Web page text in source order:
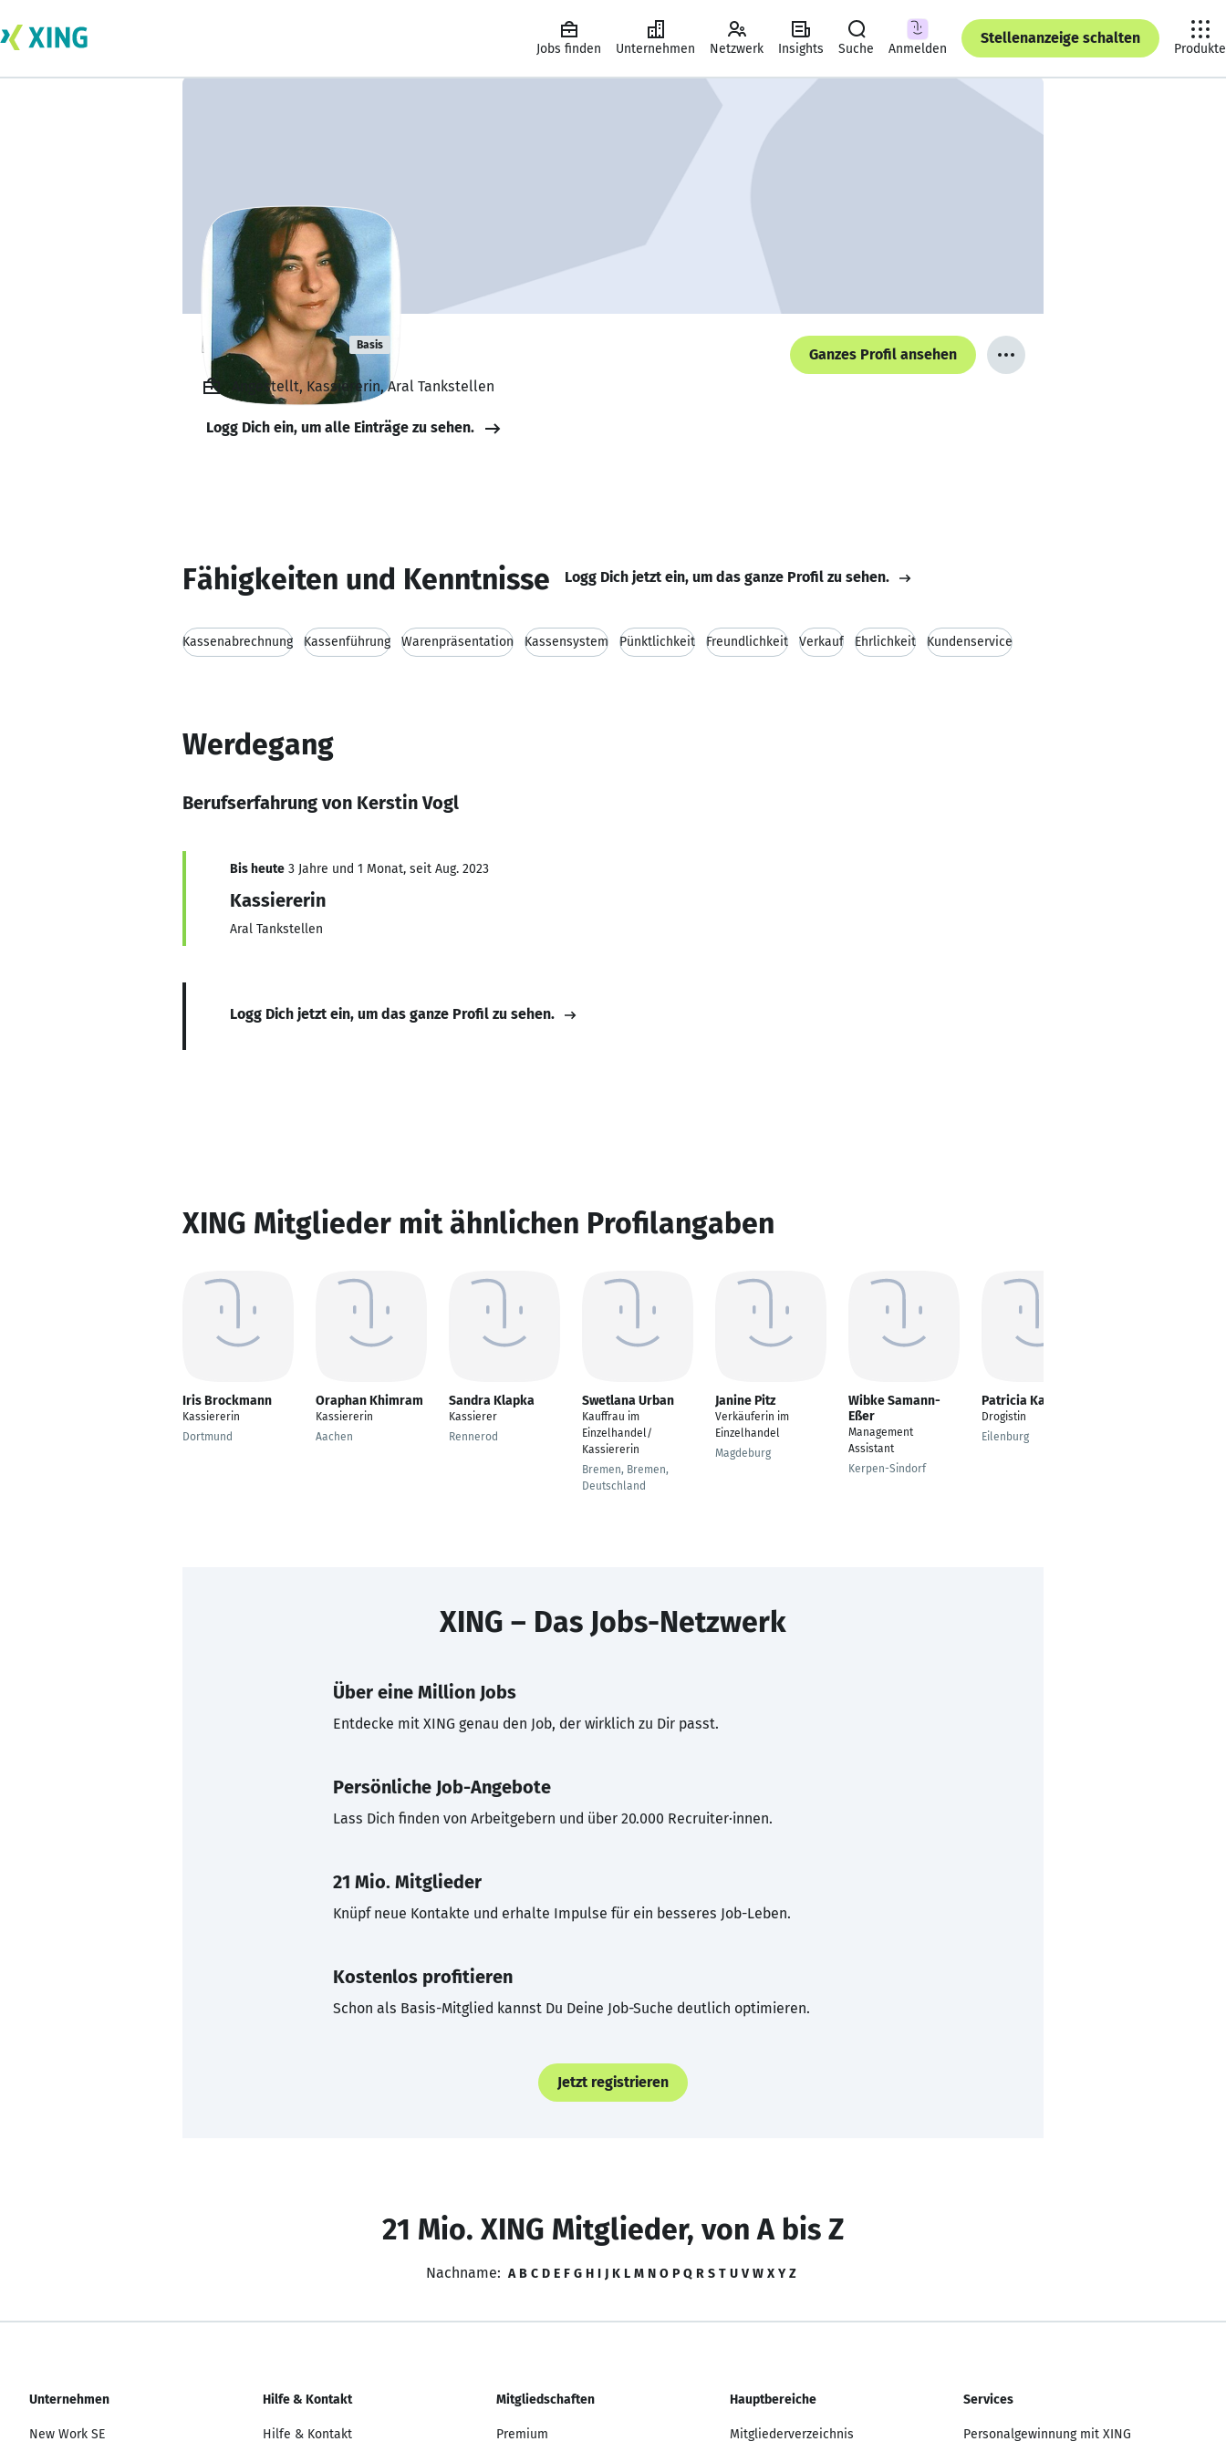
Jobs finden Unternehmen Netzwerk Insights Suche Anmelden
Stellenanzeige schalten
Produkte
Kerstin Vogl Basis
Ganzes Profil ansehen
Angestellt, Kassiererin, Aral Tankstellen
Logg Dich ein, um alle Einträge zu sehen.
Fähigkeiten und Kenntnisse Logg Dich jetzt ein, um das ganze Profil zu sehen.
Kassenabrechnung Kassenführung Warenpräsentation Kassensystem Pünktlichkeit Freundlichkeit Verkauf Ehrlichkeit Kundenservice
Werdegang
Berufserfahrung von Kerstin Vogl
Bis heute 3 Jahre und 1 Monat, seit Aug. 2023
Kassiererin
Aral Tankstellen
Logg Dich jetzt ein, um das ganze Profil zu sehen.
XING Mitglieder mit ähnlichen Profilangaben
Iris Brockmann
Kassiererin
Dortmund
Oraphan Khimram
Kassiererin
Aachen
Sandra Klapka
Kassierer
Rennerod
Swetlana Urban
Kauffrau im
Einzelhandel/
Kassiererin
Bremen, Bremen,
Deutschland
Janine Pitz
Verkäuferin im
Einzelhandel
Magdeburg
Wibke Samann-
Eßer
Management
Assistant
Kerpen-Sindorf
Patricia Kaplan
Drogistin
Eilenburg
XING – Das Jobs-Netzwerk
Über eine Million Jobs
Entdecke mit XING genau den Job, der wirklich zu Dir passt.
Persönliche Job-Angebote
Lass Dich finden von Arbeitgebern und über 20.000 Recruiter·innen.
21 Mio. Mitglieder
Knüpf neue Kontakte und erhalte Impulse für ein besseres Job-Leben.
Kostenlos profitieren
Schon als Basis-Mitglied kannst Du Deine Job-Suche deutlich optimieren.
Jetzt registrieren
21 Mio. XING Mitglieder, von A bis Z
Nachname: A B C D E F G H I J K L M N O P Q R S T U V W X Y Z
Unternehmen
New Work SE
Hilfe & Kontakt
Hilfe & Kontakt
Mitgliedschaften
Premium
Hauptbereiche
Mitgliederverzeichnis
Services
Personalgewinnung mit XING